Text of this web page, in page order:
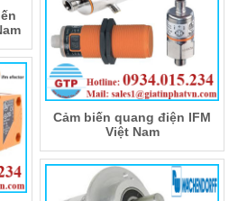
Cảm biến quang điện IFM
Việt Nam